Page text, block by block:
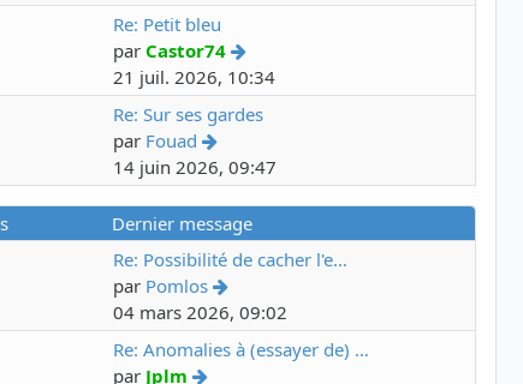
Re: Petit bleu
par Castor74
21 juil. 2026, 10:34
Re: Sur ses gardes
par Fouad
14 juin 2026, 09:47
Dernier message
Re: Possibilité de cacher l'e…
par Pomlos
04 mars 2026, 09:02
Re: Anomalies à (essayer de) …
par Jplm